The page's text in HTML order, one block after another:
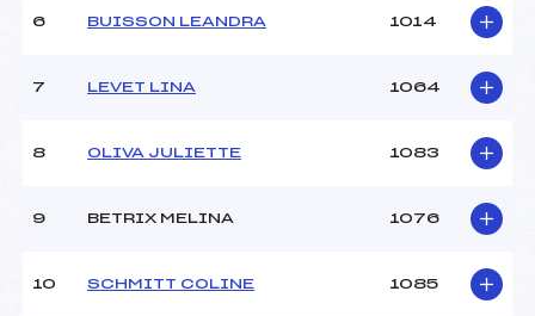
Style :
L
6 BUISSON LEANDRA 1014
7 LEVET LINA 1064
8 OLIVA JULIETTE 1083
9 BETRIX MELINA 1076
10 SCHMITT COLINE 1085